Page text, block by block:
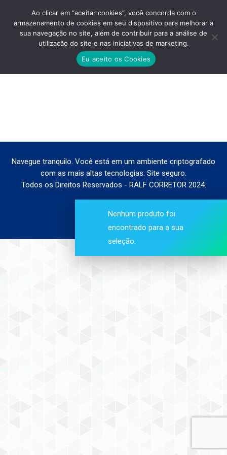
MINHA CASA MINHA VIDA ZN
Você está aqui:
Nenhum produto foi
encontrado para a sua
seleção.
Navegue tranquilo. Você está em um ambiente criptografado
com as mais altas tecnologias. Site seguro.
Todos os Direitos Reservados - RALF CORRETOR 2024.
Ao clicar em “aceitar cookies”, você concorda com o
armazenamento de cookies em seu dispositivo para melhorar a
sua navegação no site, além de contribuir para a análise de
utilização do site e nas iniciativas de marketing.
Eu aceito os Cookies